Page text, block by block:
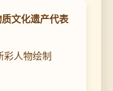
文化遗产代表
人物绘制